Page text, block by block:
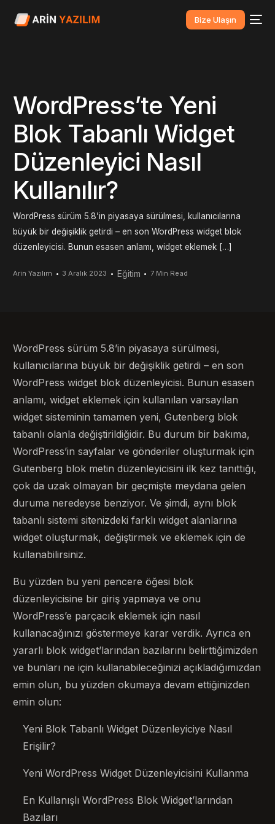
Bize Ulaşın
WordPress’te Yeni
Blok Tabanlı Widget
Düzenleyici Nasıl
Kullanılır?
WordPress sürüm 5.8’in piyasaya sürülmesi, kullanıcılarına
büyük bir değişiklik getirdi – en son WordPress widget blok
düzenleyicisi. Bunun esasen anlamı, widget eklemek […]
Arin Yazılım 3 Aralık 2023 Eğitim 7 Min Read
WordPress sürüm 5.8’in piyasaya sürülmesi,
kullanıcılarına büyük bir değişiklik getirdi – en son
WordPress widget blok düzenleyicisi. Bunun esasen
anlamı, widget eklemek için kullanılan varsayılan
widget sisteminin tamamen yeni, Gutenberg blok
tabanlı olanla değiştirildiğidir. Bu durum bir bakıma,
WordPress’in sayfalar ve gönderiler oluşturmak için
Gutenberg blok metin düzenleyicisini ilk kez tanıttığı,
çok da uzak olmayan bir geçmişte meydana gelen
duruma neredeyse benziyor. Ve şimdi, aynı blok
tabanlı sistemi sitenizdeki farklı widget alanlarına
widget oluşturmak, değiştirmek ve eklemek için de
kullanabilirsiniz.
Bu yüzden bu yeni pencere öğesi blok
düzenleyicisine bir giriş yapmaya ve onu
WordPress’e parçacık eklemek için nasıl
kullanacağınızı göstermeye karar verdik. Ayrıca en
yararlı blok widget’larından bazılarını belirttiğimizden
ve bunları ne için kullanabileceğinizi açıkladığımızdan
emin olun, bu yüzden okumaya devam ettiğinizden
emin olun:
Yeni Blok Tabanlı Widget Düzenleyiciye Nasıl
Erişilir?
Yeni WordPress Widget Düzenleyicisini Kullanma
En Kullanışlı WordPress Blok Widget’larından
Bazıları